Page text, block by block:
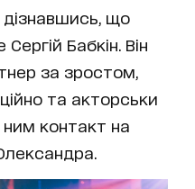
дізнавшись, що
Бабкін. Він
за зростом,
та акторськи
контакт на